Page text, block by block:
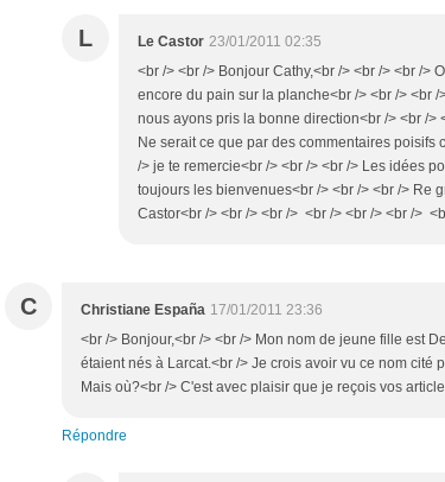
L Le Castor 23/01/2011 02:35
<br /> <br /> Bonjour Cathy,<br /> <br /> <br />
encore du pain sur la planche<br /> <br /> <br
nous ayons pris la bonne direction<br /> <br /
Ne serait ce que par des commentaires
/> je te remercie<br /> <br /> <br /> Les idées
toujours les bienvenues<br /> <br /> <br /> Re
Castor<br /> <br /> <br /> <br /> <br /> <br />
C Christiane España 17/01/2011 23:36
<br /> Bonjour,<br /> <br /> Mon nom de jeune fille est
étaient nés à Larcat.<br /> Je crois avoir vu ce nom cité
Mais où?<br /> C'est avec plaisir que je reçois vos
Répondre